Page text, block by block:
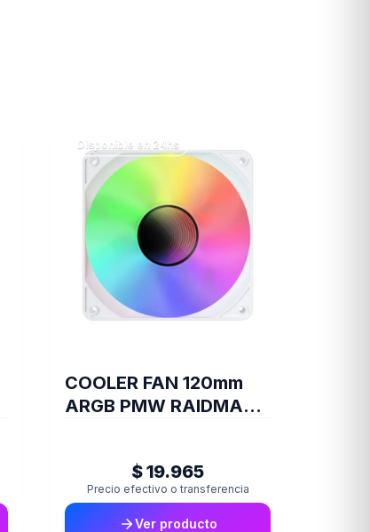
Disponible en 24hs
COOLER FAN 120mm
ARGB PMW RAIDMAX
$ 19.965
Precio efectivo o transferencia
Ver producto